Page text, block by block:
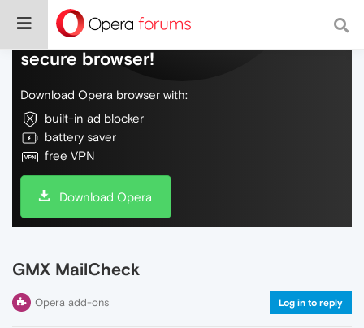
Do more on the web, with a fast and
secure browser!
Download Opera browser with:
built-in ad blocker
battery saver
free VPN
Download Opera
GMX MailCheck
Opera add-ons Log in to reply